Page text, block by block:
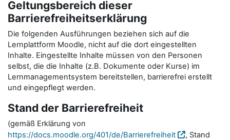
Geltungsbereich dieser
Barrierefreiheitserklärung
Die folgenden Ausführungen beziehen sich auf die
Lernplattform Moodle, nicht auf die dort eingestellten
Inhalte. Eingestellte Inhalte müssen von den Personen
selbst, die die Inhalte (z.B. Dokumente oder Kurse) im
Lernmanagementsystem bereitstellen, barrierefrei erstellt
und eingepflegt werden.
Stand der Barrierefreiheit
(gemäß Erklärung von
https://docs.moodle.org/401/de/Barrierefreiheit
, Stand